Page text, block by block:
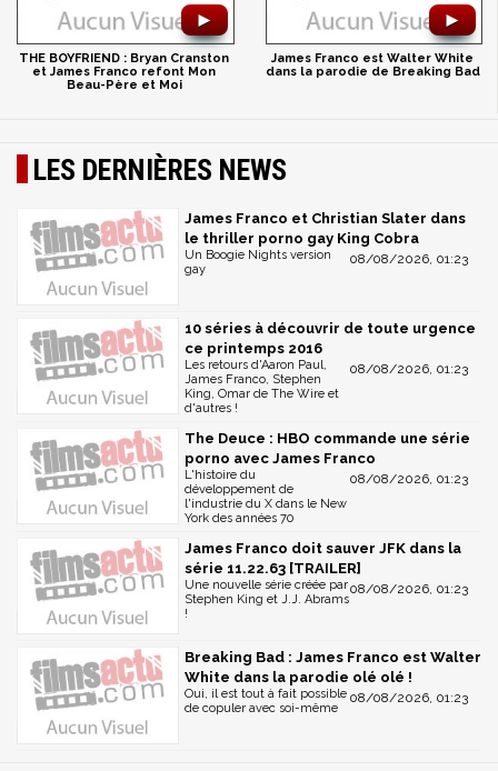
►
THE BOYFRIEND : Bryan Cranston
et James Franco refont Mon
Beau-Père et Moi
►
James Franco est Walter White
dans la parodie de Breaking Bad
LES DERNIÈRES NEWS
James Franco et Christian Slater dans
le thriller porno gay King Cobra
08/08/2026, 01:23
Un Boogie Nights version
gay
10 séries à découvrir de toute urgence
ce printemps 2016
08/08/2026, 01:23
Les retours d'Aaron Paul,
James Franco, Stephen
King, Omar de The Wire et
d'autres !
The Deuce : HBO commande une série
porno avec James Franco
08/08/2026, 01:23
L'histoire du
développement de
l'industrie du X dans le New
York des années 70
James Franco doit sauver JFK dans la
série 11.22.63 [TRAILER]
08/08/2026, 01:23
Une nouvelle série créée par
Stephen King et J.J. Abrams
!
Breaking Bad : James Franco est Walter
White dans la parodie olé olé !
08/08/2026, 01:23
Oui, il est tout à fait possible
de copuler avec soi-même